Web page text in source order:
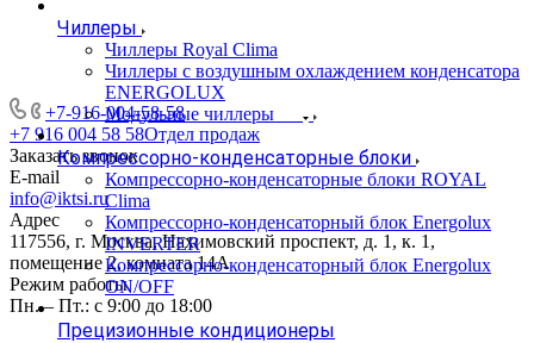
+7-916-004-58-58
+7 916 004 58 58Отдел продаж
Заказать звонок
E-mail
info@iktsi.ru
Адрес
117556, г. Москва, Нахимовский проспект, д. 1, к. 1,
помещение 2, комната 14А
Режим работы
Пн. – Пт.: с 9:00 до 18:00
Чиллеры
Чиллеры Royal Clima
Чиллеры с воздушным охлаждением конденсатора
ENERGOLUX
Модульные чиллеры
Компрессорно-конденсаторные блоки
Компрессорно-конденсаторные блоки ROYAL
Clima
Компрессорно-конденсаторный блок Energolux
INVERTER
Компрессорно-конденсаторный блок Energolux
ON/OFF
Прецизионные кондиционеры